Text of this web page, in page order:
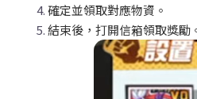
確定並領取對應物資。
結束後，打開信箱領取獎勵